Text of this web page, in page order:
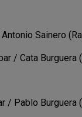
Sainero
/ Cata Burguera
/ Pablo Burguera